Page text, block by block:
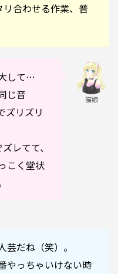
合わせる作業、普
して…
じ音
ズリズリ
レてて、
こく堂状
猫娘
芸だね（笑）。
やっちゃいけない時